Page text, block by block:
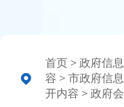
首页 > 政府信
容 > 市政府信
开内容 > 政府